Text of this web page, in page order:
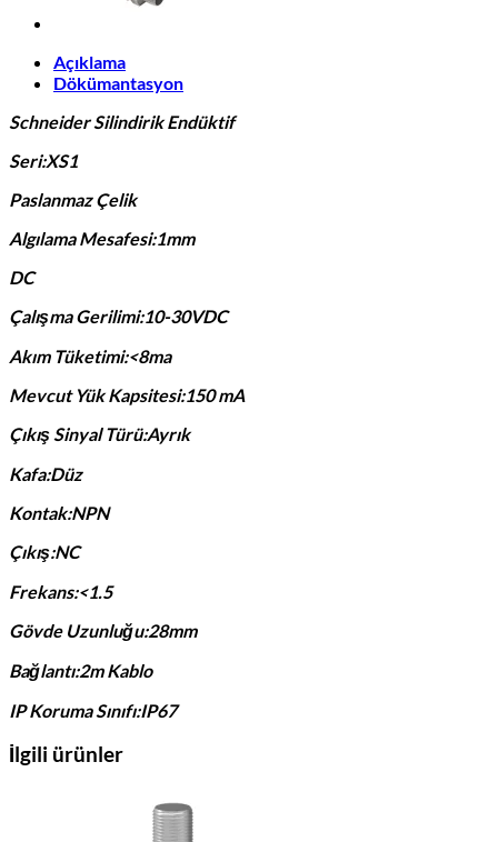
Açıklama
Dökümantasyon
Schneider Silindirik Endüktif
Seri:XS1
Paslanmaz Çelik
Algılama Mesafesi:1mm
DC
Çalışma Gerilimi:10-30VDC
Akım Tüketimi:<8ma
Mevcut Yük Kapsitesi:150 mA
Çıkış Sinyal Türü:Ayrık
Kafa:Düz
Kontak:NPN
Çıkış:NC
Frekans:<1.5
Gövde Uzunluğu:28mm
Bağlantı:2m Kablo
IP Koruma Sınıfı:IP67
İlgili ürünler